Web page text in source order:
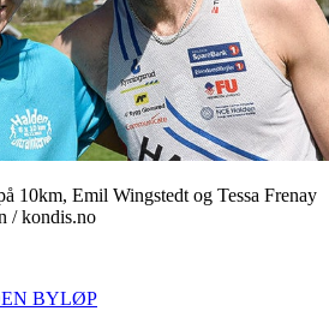
10km, Emil Wingstedt og Tessa Frenay
/ kondis.no
BYLØP